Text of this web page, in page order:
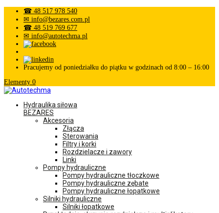
☎ 48 517 978 540
✉ info@bezares.com.pl
☎ 48 519 769 677
✉ info@autotechma.pl
Pracujemy od poniedziałku do piątku w godzinach od 8:00 – 16:00
Elementy 0
Hydraulika siłowa
BEZARES
Akcesoria
Złącza
Sterowania
Filtry i korki
Rozdzielacze i zawory
Linki
Pompy hydrauliczne
Pompy hydrauliczne tłoczkowe
Pompy hydrauliczne zębate
Pompy hydrauliczne łopatkowe
Silniki hydrauliczne
Silniki łopatkowe